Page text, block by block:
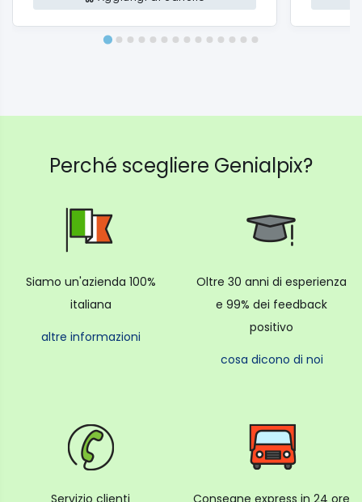
Perché scegliere Genialpix?
Siamo un'azienda 100%
italiana
altre informazioni
Oltre 30 anni di esperienza
e 99% dei feedback
positivo
cosa dicono di noi